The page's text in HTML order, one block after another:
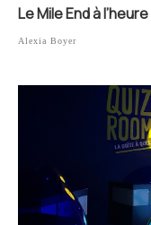
Le Mile End à
Alexia Boyer